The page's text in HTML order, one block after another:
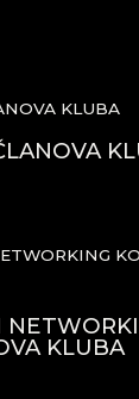
KLUBA